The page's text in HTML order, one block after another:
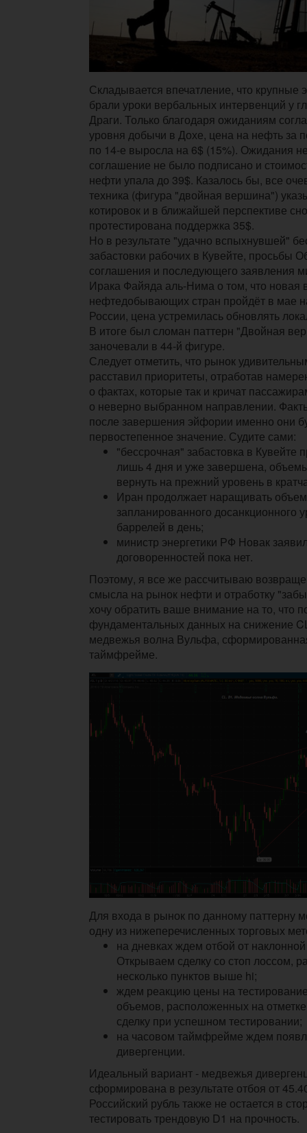
Складывается впечатление, что крупные
брали уроки вербальных интервенций у
Драги. Только благодаря ожиданиям
уровня добычи в Дохе, цена на нефть за
по 14-е выросла на 6$ (15%). Ожидания
соглашение не было подписано и
нефти упала до 39$. Казалось бы, все
техника (фигура "двойная вершина")
котировок и в ближайшей перспективе
протестирована поддержка 35$.
Но в результате "удачно вспыхнувшей"
забастовки рабочих в Кувейте, просьбы
соглашения и последующего заявления
Ирака Файяда аль-Нима о том, что новая
нефтедобывающих стран пройдёт в мае
России, цена устремилась обновлять
В итоге был сломан паттерн "Двойная
заночевали в 44-й фигуре.
Следует отметить, что рынок
расставил приоритеты, отработав
о фактах, которые так и кричат
о неверно выбранном направлении.
после завершения эйфории именно они
первостепенное значение. Судите сами:
"бессрочная" забастовка в Кувейте
лишь 4 дня и уже завершена,
вернуть на прежний уровень в
Иран продолжает наращивать
запланированного досанкционного
баррелей в день;
министр энергетики РФ Новак
договоренностей пока нет.
Поэтому, я все же рассчитываю
смысла на рынок нефти и отработку
хочу обратить ваше внимание на то, что
фундаментальных данных на снижение
медвежья волна Вульфа,
таймфрейме.
Для входа в рынок по данному паттерну
одну из нижеперечисленных торговых
на дневках ждем отбой от
Открываем сделку со стоп лоссом,
несколько пунктов выше hi;
ждем реакцию цены на
объемов, расположенных на
сделку при успешном тестировании;
на часовом таймфрейме ждем
дивергенции.
Идеальный вариант - медвежья
сформирована в результате отбоя от
Российский рубль также не остается в
тестировать трендовую D1 на прочность.